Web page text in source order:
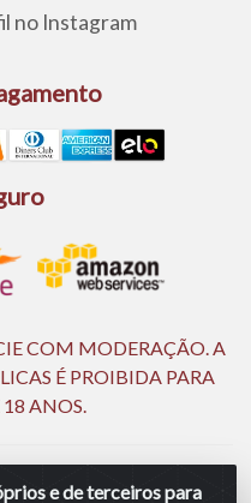
e de terceiros para
no Instagram
COM MODERAÇÃO. A
É PROIBIDA PARA
ANOS.
0002-25 - Rod BR